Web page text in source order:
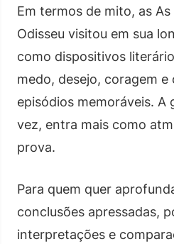
Em termos de mito, as
Odisseu visitou em sua
como dispositivos
medo, desejo, coragem e
episódios memoráveis. A
vez, entra mais como
prova.
Para quem quer
conclusões apressadas,
interpretações e